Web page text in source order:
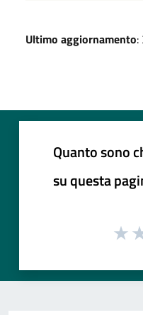
Ultimo aggiornamento:
Quanto sono
su questa